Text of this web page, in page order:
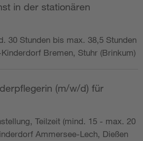
in der stationären
30 Stunden bis max. 38,5 Stunden
Bremen, Stuhr (Brinkum)
(m/w/d) für
Teilzeit (mind. 15 - max. 20
Ammersee-Lech, Dießen